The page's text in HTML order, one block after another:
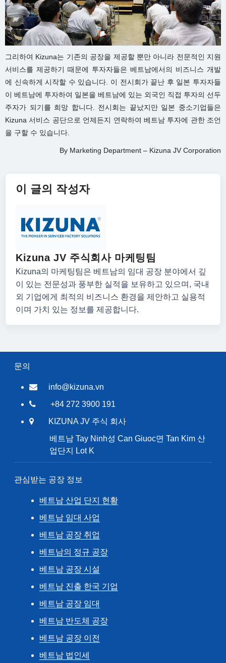
그리하여 Kizuna는 기존의 공장을 제공할 뿐만 아니라 전문적인 지원
서비스를 제공하기 때문에 투자자들은 베트남에서의 비즈니스 개발
에 신속하게 시작할 수 있습니다. 이 전시회가 끝난 후 일본 투자자들
이 베트남에 투자하여 일본을 베트남에 있는 외국인 직접 투자의 선두
주자가 되기를 희망 합니다. 전시회는 끝났지만 일본 중소기업들은
Kizuna 서비스 공단으로 언제든지 연락하여 베트남 투자에 관한 조언
을 구할 수 있습니다.
By Marketing Department – Kizuna JV Corporation
이 글의 작성자
Kizuna JV 주식회사 마케팅팀
Kizuna의 마케팅팀은 베트남의 임대 공장 분야에서 깊
이 있는 전문성과 풍부한 실적을 보유하고 있으며, 국내
외 기업에게 최적의 비즈니스 환경을 제안하고 실용적
이며 가치 있는 정보를 제공합니다.
문의
info@kizuna.vn
+84 272 3900 191
KIZUNA JV 주식 회사
베트남 Tay Ninh성 Can Giuoc면 Tan Kim 산
업단지 Lot K
관심받는 공장 정보
베트남 산업 단지 현황
베트남 임대 사업
베트남 공장 취업
베트남의 정규 공장
베트남 공장 시설
베트남 진출 한국 기업
베트남 공장 임대
베트남 반도체 공장
베트남 공장 이전
베트남 법인세